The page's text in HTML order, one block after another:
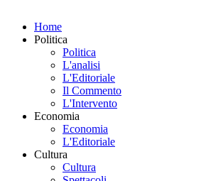
Home
Politica
Politica
L'analisi
L'Editoriale
Il Commento
L'Intervento
Economia
Economia
L'Editoriale
Cultura
Cultura